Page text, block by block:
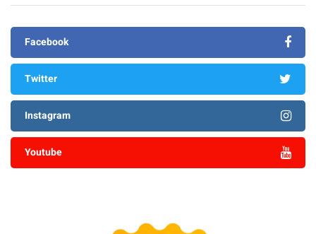
Facebook
Twitter
Instagram
Youtube